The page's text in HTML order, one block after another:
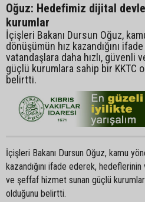
Oğuz: Hedefimiz dijital
kurumlar
İçişleri Bakanı Dursun Oğuz,
dönüşümün hız kazandığını
vatandaşlara daha hızlı, güvenli
güçlü kurumlara sahip bir KKTC
belirtti.
İçişleri Bakanı Dursun Oğuz, kamu
kazandığını ifade ederek, hedeflerinin
ve şeffaf hizmet sunan güçlü
olduğunu belirtti.